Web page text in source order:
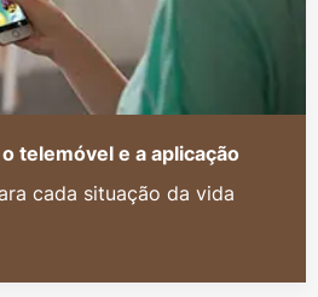
telemóvel e a aplicação
cada situação da vida